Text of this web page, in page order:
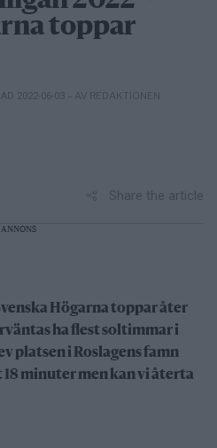
toppar
2022-06-03 – AV REDAKTIONEN
Share the article
ANNONS
Högarna toppar åter
ha flest soltimmar i
platsen i Roslagens famn
minuter men kan vi återta